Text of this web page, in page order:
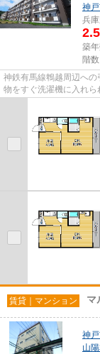
神
兵
2.5
築
階
神鉄有馬線鵯越周辺へ
物をすぐ洗濯機に入れ
賃貸｜マンション マ
神
山